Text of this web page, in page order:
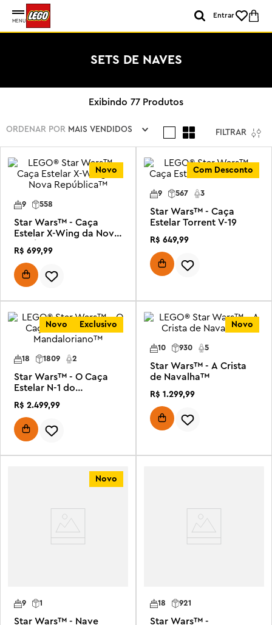
MENU
Entrar
SETS DE NAVES
77 Produtos
ORDENAR POR MAIS VENDIDOS FILTRAR
Novo
9 558
Star Wars™ - Caça
Estelar X-Wing da Nova
R$ 699,99
Com Desconto
567 3
9
Star Wars™ - Caça
Estelar Torrent V-19
R$ 649,99
Novo Exclusivo
1809
18 2
Star Wars™ - O Caça
Estelar N-1 do
R$ 2.499,99
Novo
5
10 930
Star Wars™ - A Crista
de Navalha™
R$ 1 .299,99
Novo
1
9
Star Wars™ - Nave
921
18
Star Wars™ -